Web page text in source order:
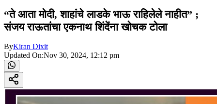
“ते आता मोदी, शाहांचे लाडके भाऊ राहिलेले नाहीत” ;
संजय राऊतांचा एकनाथ शिंदेंना खोचक टोला
ByKiran Dixit
Updated On:Nov 30, 2024, 12:12 pm